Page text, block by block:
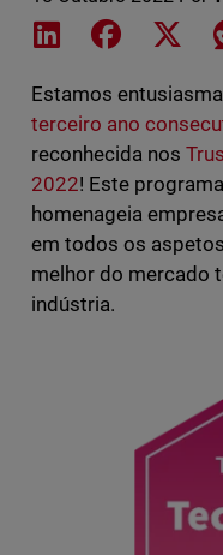
Share on LinkedIn
Share on
Estamos
terceiro ano
reconhecida nos
2022! Este
homenageia
em todos os
melhor do mercado
indústria.